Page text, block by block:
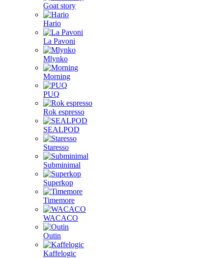
Goat story
Hario
La Pavoni
Mlynko
Morning
PUQ
Rok espresso
SEALPOD
Staresso
Subminimal
Superkop
Timemore
WACACO
Outin
Kaffelogic